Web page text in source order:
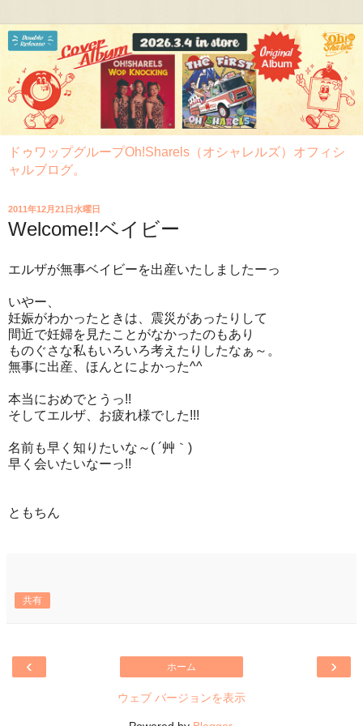
ドゥワップグループOh!Sharels（オシャレルズ）オフィシ
ャルブログ。
2011年12月21日水曜日
Welcome!!ベイビー
エルザが無事ベイビーを出産いたしましたーっ
いやー、
妊娠がわかったときは、震災があったりして
間近で妊婦を見たことがなかったのもあり
ものぐさな私もいろいろ考えたりしたなぁ～。
無事に出産、ほんとによかった^^
本当におめでとうっ!!
そしてエルザ、お疲れ様でした!!!
名前も早く知りたいな～( ´艸｀)
早く会いたいなーっ!!
ともちん
共有
‹ ›
ホーム
ウェブ バージョンを表示